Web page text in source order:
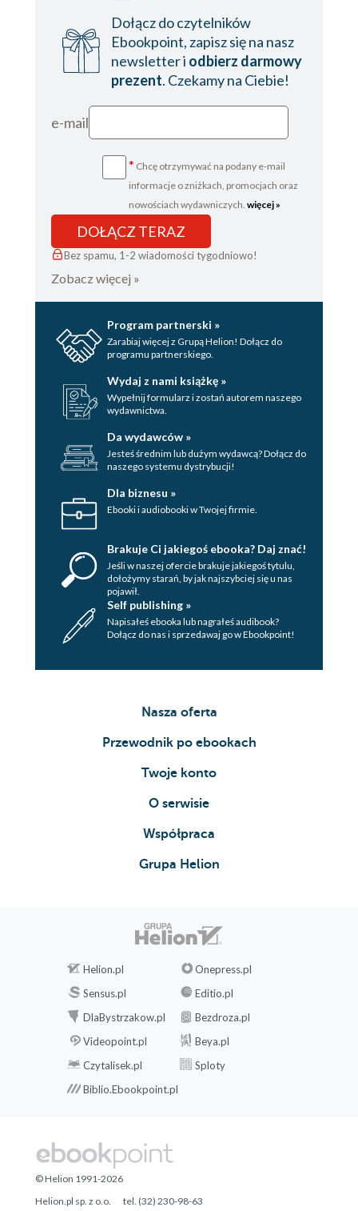
Dołącz do czytelników
Ebookpoint, zapisz się na nasz
newsletter i odbierz darmowy
prezent. Czekamy na Ciebie!
e-mail
* Chcę otrzymywać na podany e-mail
informacje o zniżkach, promocjach oraz
nowościach wydawniczych. więcej »
DOŁĄCZ TERAZ
Bez spamu, 1-2 wiadomości tygodniowo!
Zobacz więcej »
Program partnerski »
Zarabiaj więcej z Grupą Helion! Dołącz do
programu partnerskiego.
Wydaj z nami książkę »
Wypełnij formularz i zostań autorem naszego
wydawnictwa.
Da wydawców »
Jesteś średnim lub dużym wydawcą? Dołącz do
naszego systemu dystrybucji!
Dla biznesu »
Ebooki i audiobooki w Twojej firmie.
Brakuje Ci jakiegoś ebooka? Daj znać!
Jeśli w naszej ofercie brakuje jakiegoś tytulu,
dołożymy starań, by jak najszybciej się u nas
pojawił.
Self publishing »
Napisałeś ebooka lub nagrałeś audibook?
Dołącz do nas i sprzedawaj go w Ebookpoint!
Nasza oferta
Przewodnik po ebookach
Twoje konto
O serwisie
Współpraca
Grupa Helion
Helion.pl
Onepress.pl
Sensus.pl
Editio.pl
DlaBystrzakow.pl
Bezdroza.pl
Videopoint.pl
Beya.pl
Czytalisek.pl
Sploty
Biblio.Ebookpoint.pl
© Helion 1991-2026
Helion.pl sp. z o.o.
tel. (32) 230-98-63